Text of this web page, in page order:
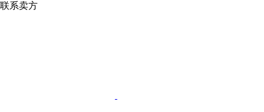
联系卖方